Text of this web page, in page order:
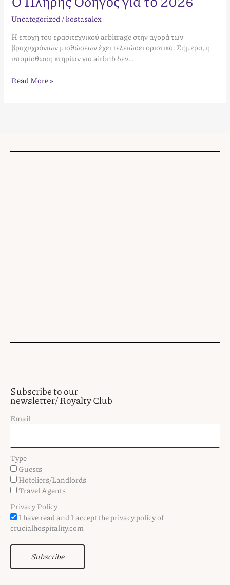
Uncategorized/kostasalex
Η εποχή του ερασιτεχνικού arbitrage στην αγορά των
βραχυχρόνιων μισθώσεων έχει τελειώσει οριστικά. Σήμερα, η
υπομίσθωση κτηρίων για airbnb δεν…
Read More »
Subscribe to our
newsletter/ Royalty Club
Email
Type
Guests
Hoteliers/Landlords
Travel Agents
Privacy Policy
I have read and I accept the privacy policy of
crucialhospitality.com
Subscribe